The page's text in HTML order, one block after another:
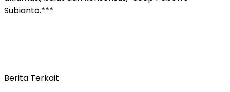
Subianto.***
Berita Terkait